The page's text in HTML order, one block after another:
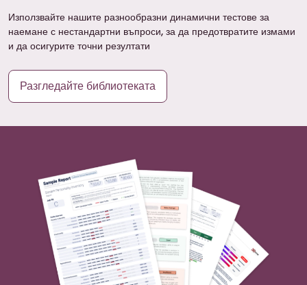
Използвайте нашите разнообразни динамични тестове за
наемане с нестандартни въпроси, за да предотвратите измами
и да осигурите точни резултати
Разгледайте библиотеката